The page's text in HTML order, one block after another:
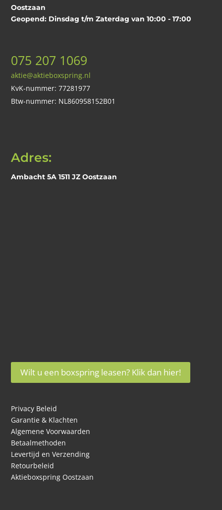
Oostzaan
Geopend: Dinsdag t/m Zaterdag van 10:00 - 17:00
075 207 1069
aktie@aktieboxspring.nl
KvK-nummer: 77281977
Btw-nummer: NL860958152B01
Adres:
Ambacht 5A 1511 JZ Oostzaan
Wilt u een boxspring leasen? Klik dan hier!
Privacy Beleid
Garantie & Klachten
Algemene Voorwaarden
Betaalmethoden
Levertijd en Verzending
Retourbeleid
Aktieboxspring Oostzaan